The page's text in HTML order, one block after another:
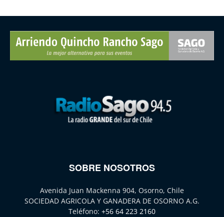
SOBRE NOSOTROS
Avenida Juan Mackenna 904, Osorno, Chile
SOCIEDAD AGRICOLA Y GANADERA DE OSORNO A.G.
Teléfono: +56 64 223 2160